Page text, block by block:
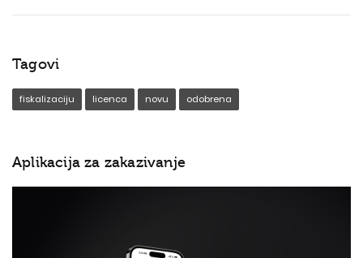
Tagovi
fiskalizaciju licenca novu odobrena
Aplikacija za zakazivanje